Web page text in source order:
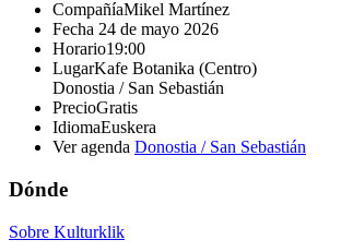
CompañíaMikel Martínez
Fecha 24 de mayo 2026
Horario19:00
LugarKafe Botanika (Centro)
Donostia / San Sebastián
PrecioGratis
IdiomaEuskera
Ver agenda Donostia / San Sebastián
Dónde
Sobre Kulturklik